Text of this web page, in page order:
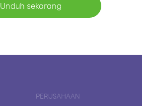
Unduh sekarang
PERUSAHAAN